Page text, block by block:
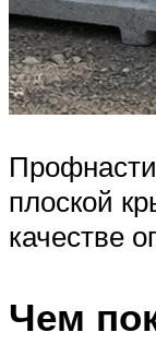
плоской
качестве
Чем